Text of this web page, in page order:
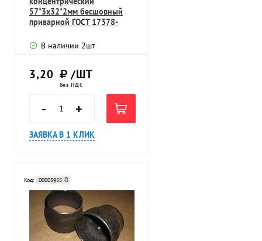
57*3х32*2мм бесшовный
приварной ГОСТ 17378-
В наличии 2шт
3,20 /ШТ
без НДС
- +
ЗАЯВКА В 1 КЛИК
Код: 00005955